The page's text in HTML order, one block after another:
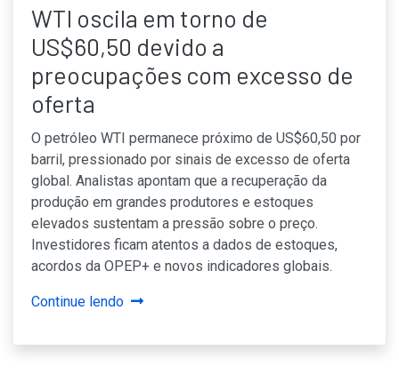
WTI oscila em torno de
US$60,50 devido a
preocupações com excesso de
oferta
O petróleo WTI permanece próximo de US$60,50 por
barril, pressionado por sinais de excesso de oferta
global. Analistas apontam que a recuperação da
produção em grandes produtores e estoques
elevados sustentam a pressão sobre o preço.
Investidores ficam atentos a dados de estoques,
acordos da OPEP+ e novos indicadores globais.
Continue lendo